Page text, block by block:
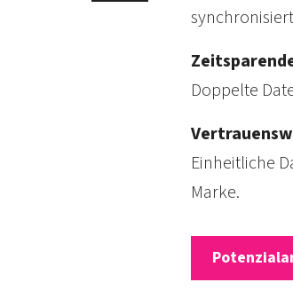
Doppelte
Ein­heit­liche
Marke.